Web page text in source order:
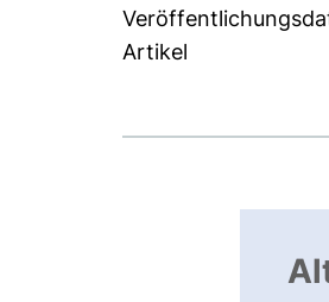
Artikel